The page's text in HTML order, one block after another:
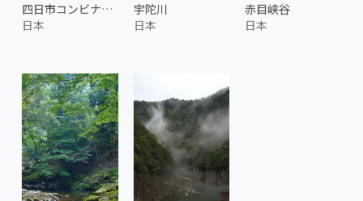
四日市コンビナート 1
日本
宇陀川
日本
赤目峡谷
日本